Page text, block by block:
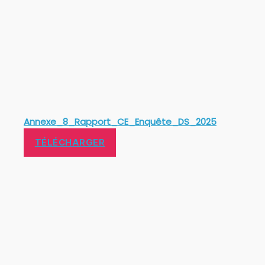
Annexe_8_Rapport_CE_Enquête_DS_2025
TÉLÉCHARGER